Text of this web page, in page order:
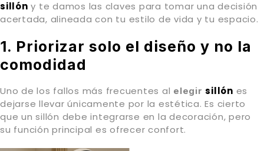
sillón y te damos las claves para tomar una decisión
acertada, alineada con tu estilo de vida y tu espacio.
1. Priorizar solo el diseño y no la
comodidad
Uno de los fallos más frecuentes al elegirsillón es
dejarse llevar únicamente por la estética. Es cierto
que un sillón debe integrarse en la decoración, pero
su función principal es ofrecer confort.